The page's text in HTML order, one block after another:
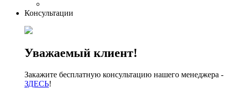
Консультации
Уважаемый клиент!
Закажите бесплатную консультацию нашего менеджера -
ЗДЕСЬ!